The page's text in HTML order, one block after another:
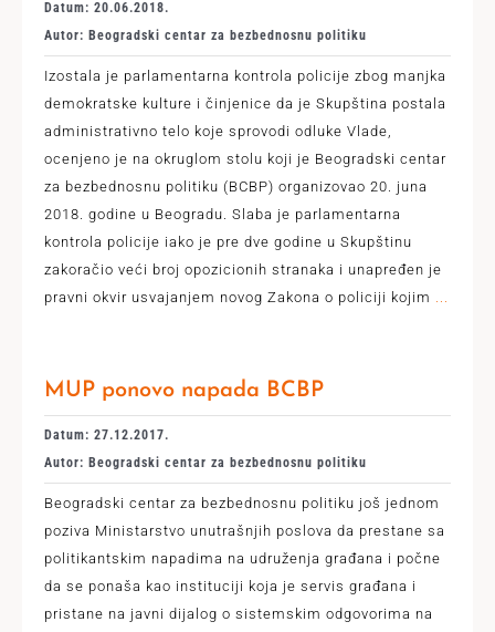
Datum: 20.06.2018.
Autor: Beogradski centar za bezbednosnu politiku
Izostala je parlamentarna kontrola policije zbog manjka
demokratske kulture i činjenice da je Skupština postala
administrativno telo koje sprovodi odluke Vlade,
ocenjeno je na okruglom stolu koji je Beogradski centar
za bezbednosnu politiku (BCBP) organizovao 20. juna
2018. godine u Beogradu. Slaba je parlamentarna
kontrola policije iako je pre dve godine u Skupštinu
zakoračio veći broj opozicionih stranaka i unapređen je
pravni okvir usvajanjem novog Zakona o policiji kojim ...
MUP ponovo napada BCBP
Datum: 27.12.2017.
Autor: Beogradski centar za bezbednosnu politiku
Beogradski centar za bezbednosnu politiku još jednom
poziva Ministarstvo unutrašnjih poslova da prestane sa
politikantskim napadima na udruženja građana i počne
da se ponaša kao instituciji koja je servis građana i
pristane na javni dijalog o sistemskim odgovorima na